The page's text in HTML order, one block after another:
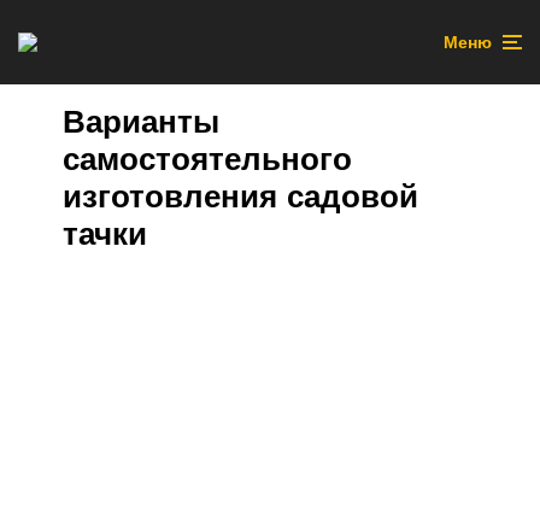
Меню
Варианты
самостоятельного
изготовления садовой
тачки